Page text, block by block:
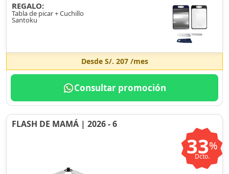
REGALO:
Tabla de picar + Cuchillo
Santoku
Desde S/. 207/mes
Consultar promoción
FLASH DE MAMÁ | 2026 - 6
33%
Dcto.